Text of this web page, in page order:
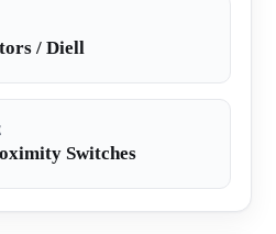
/ Diell
Switches